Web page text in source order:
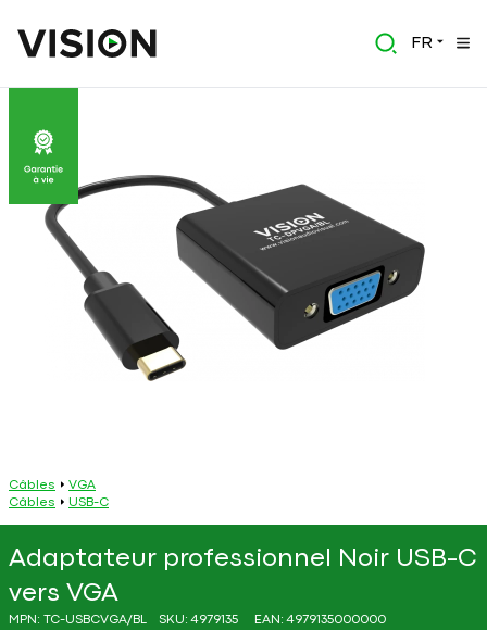
FR
Câbles
VGA
Câbles
USB-C
Adaptateur professionnel Noir USB-C
vers VGA
MPN: TC-USBCVGA/BL SKU:4979135 EAN:4979135000000